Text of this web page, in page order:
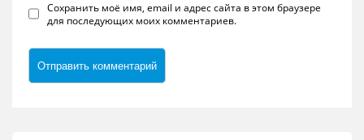
Сохранить моё имя, email и адрес сайта в этом браузере
для последующих моих комментариев.